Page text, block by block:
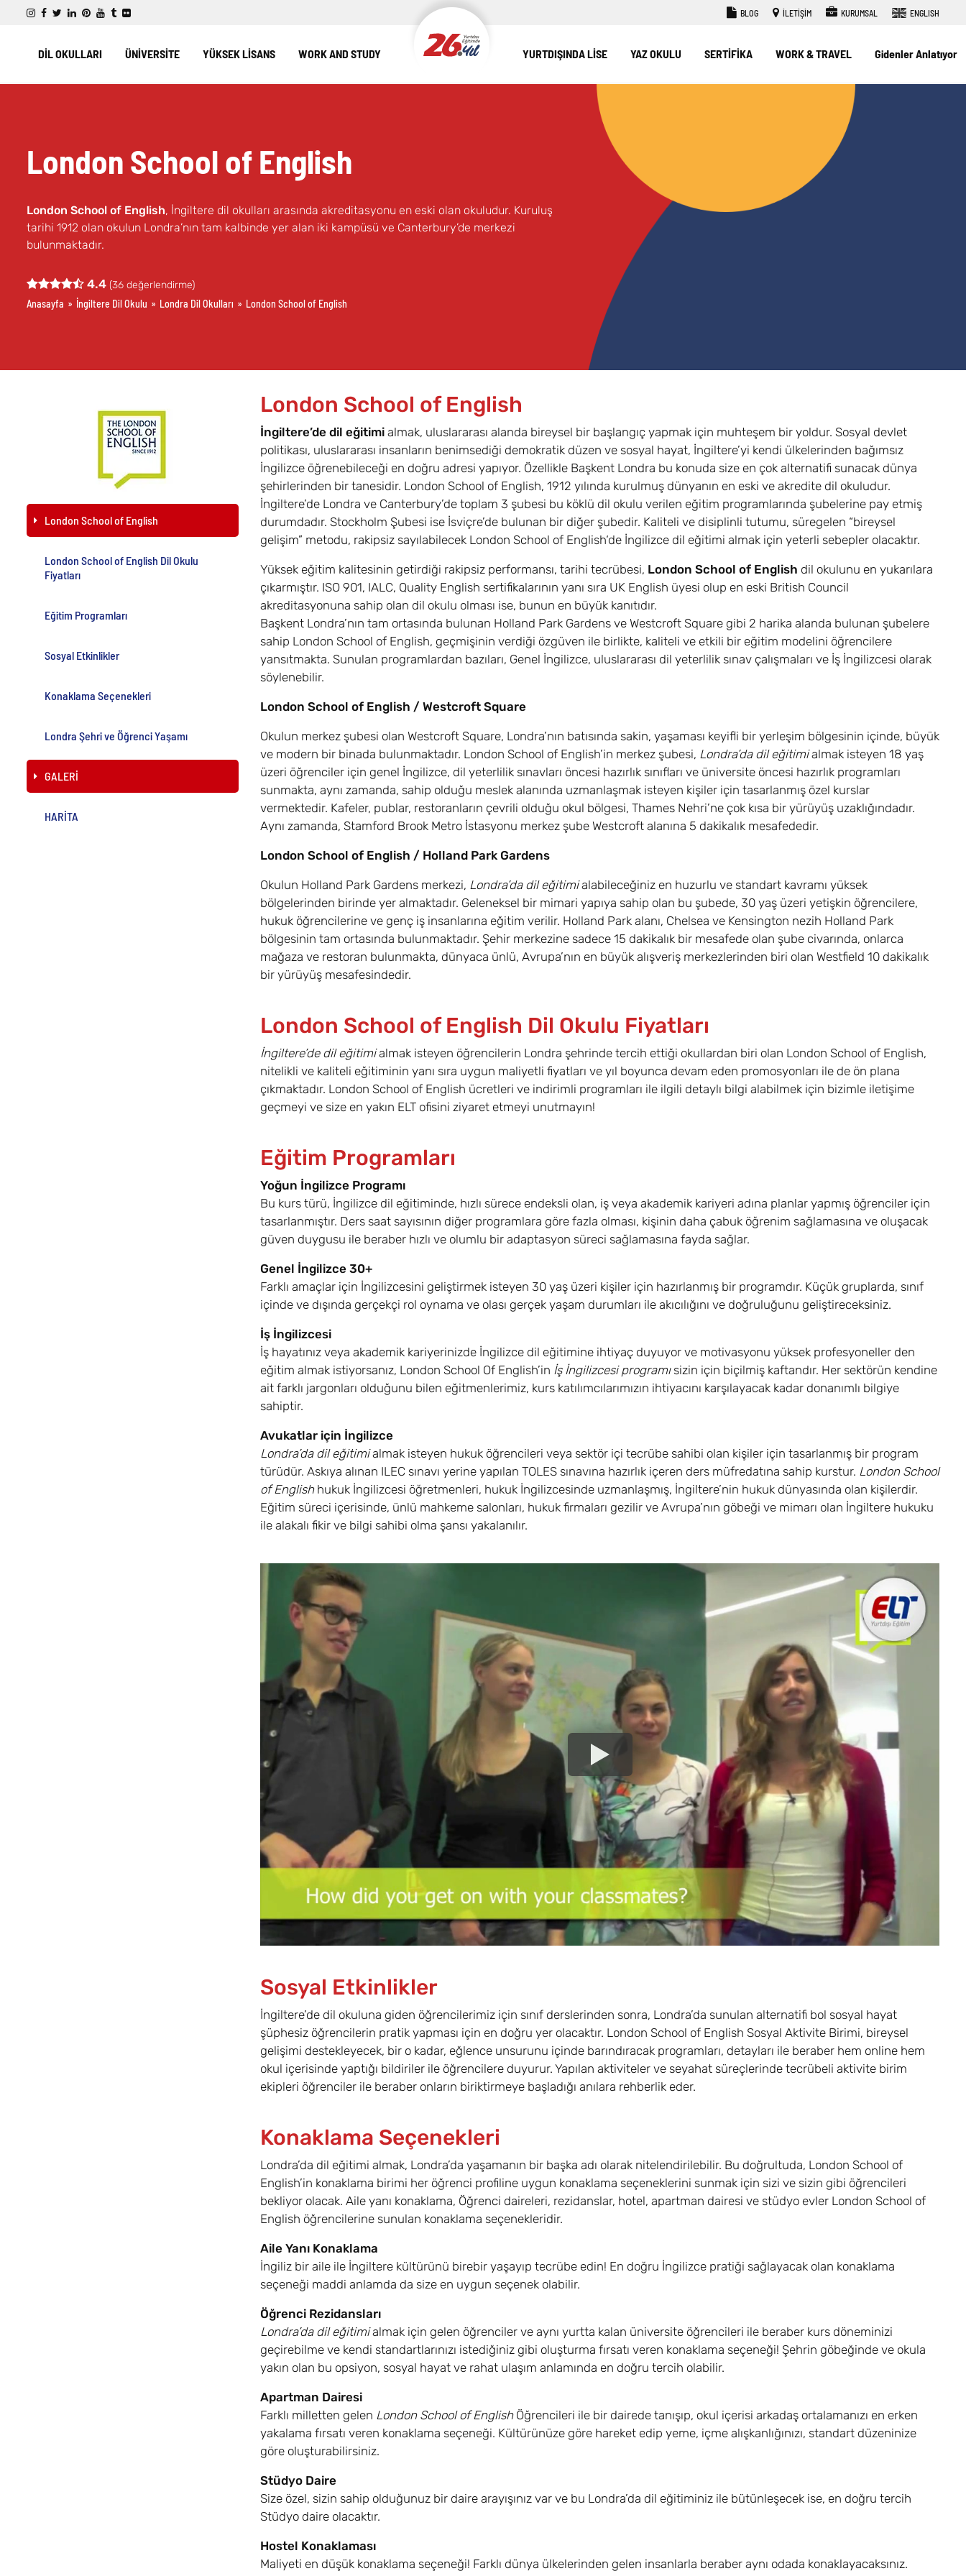
BLOG İLETİŞİM KURUMSAL ENGLISH
DİL OKULLARI ÜNİVERSİTE YÜKSEK LİSANS WORK AND STUDY YURTDIŞINDA LİSE YAZ OKULU SERTİFİKA WORK & TRAVEL Gidenler Anlatıyor
London School of English
London School of English, İngiltere dil okulları arasında akreditasyonu en eski olan okuludur. Kuruluş
tarihi 1912 olan okulun Londra’nın tam kalbinde yer alan iki kampüsü ve Canterbury’de merkezi
bulunmaktadır.
4.4 (36 değerlendirme)
Anasayfa » İngiltere Dil Okulu » Londra Dil Okulları » London School of English
London School of English
London School of English Dil Okulu
Fiyatları
Eğitim Programları
Sosyal Etkinlikler
Konaklama Seçenekleri
Londra Şehri ve Öğrenci Yaşamı
GALERİ
HARİTA
London School of English
İngiltere’de dil eğitimi almak, uluslararası alanda bireysel bir başlangıç yapmak için muhteşem bir yoldur. Sosyal devlet
politikası, uluslararası insanların benimsediği demokratik düzen ve sosyal hayat, İngiltere’yi kendi ülkelerinden bağımsız
İngilizce öğrenebileceği en doğru adresi yapıyor. Özellikle Başkent Londra bu konuda size en çok alternatifi sunacak dünya
şehirlerinden bir tanesidir. London School of English, 1912 yılında kurulmuş dünyanın en eski ve akredite dil okuludur.
İngiltere’de Londra ve Canterbury’de toplam 3 şubesi bu köklü dil okulu verilen eğitim programlarında şubelerine pay etmiş
durumdadır. Stockholm Şubesi ise İsviçre’de bulunan bir diğer şubedir. Kaliteli ve disiplinli tutumu, süregelen “bireysel
gelişim” metodu, rakipsiz sayılabilecek London School of English‘de İngilizce dil eğitimi almak için yeterli sebepler olacaktır.
Yüksek eğitim kalitesinin getirdiği rakipsiz performansı, tarihi tecrübesi, London School of English dil okulunu en yukarılara
çıkarmıştır. ISO 901, IALC, Quality English sertifikalarının yanı sıra UK English üyesi olup en eski British Council
akreditasyonuna sahip olan dil okulu olması ise, bunun en büyük kanıtıdır.
Başkent Londra’nın tam ortasında bulunan Holland Park Gardens ve Westcroft Square gibi 2 harika alanda bulunan şubelere
sahip London School of English, geçmişinin verdiği özgüven ile birlikte, kaliteli ve etkili bir eğitim modelini öğrencilere
yansıtmakta. Sunulan programlardan bazıları, Genel İngilizce, uluslararası dil yeterlilik sınav çalışmaları ve İş İngilizcesi olarak
söylenebilir.
London School of English / Westcroft Square
Okulun merkez şubesi olan Westcroft Square, Londra’nın batısında sakin, yaşaması keyifli bir yerleşim bölgesinin içinde, büyük
ve modern bir binada bulunmaktadır. London School of English’in merkez şubesi, Londra’da dil eğitimialmak isteyen 18 yaş
üzeri öğrenciler için genel İngilizce, dil yeterlilik sınavları öncesi hazırlık sınıfları ve üniversite öncesi hazırlık programları
sunmakta, aynı zamanda, sahip olduğu meslek alanında uzmanlaşmak isteyen kişiler için tasarlanmış özel kurslar
vermektedir. Kafeler, publar, restoranların çevrili olduğu okul bölgesi, Thames Nehri’ne çok kısa bir yürüyüş uzaklığındadır.
Aynı zamanda, Stamford Brook Metro İstasyonu merkez şube Westcroft alanına 5 dakikalık mesafededir.
London School of English / Holland Park Gardens
Okulun Holland Park Gardens merkezi, Londra’da dil eğitimialabileceğiniz en huzurlu ve standart kavramı yüksek
bölgelerinden birinde yer almaktadır. Geleneksel bir mimari yapıya sahip olan bu şubede, 30 yaş üzeri yetişkin öğrencilere,
hukuk öğrencilerine ve genç iş insanlarına eğitim verilir. Holland Park alanı, Chelsea ve Kensington nezih Holland Park
bölgesinin tam ortasında bulunmaktadır. Şehir merkezine sadece 15 dakikalık bir mesafede olan şube civarında, onlarca
mağaza ve restoran bulunmakta, dünyaca ünlü, Avrupa’nın en büyük alışveriş merkezlerinden biri olan Westfield 10 dakikalık
bir yürüyüş mesafesindedir.
London School of English Dil Okulu Fiyatları
İngiltere’de dil eğitimialmak isteyen öğrencilerin Londra şehrinde tercih ettiği okullardan biri olan London School of English,
nitelikli ve kaliteli eğitiminin yanı sıra uygun maliyetli fiyatları ve yıl boyunca devam eden promosyonları ile de ön plana
çıkmaktadır. London School of English ücretleri ve indirimli programları ile ilgili detaylı bilgi alabilmek için bizimle iletişime
geçmeyi ve size en yakın ELT ofisini ziyaret etmeyi unutmayın!
Eğitim Programları
Yoğun İngilizce Programı
Bu kurs türü, İngilizce dil eğitiminde, hızlı sürece endeksli olan, iş veya akademik kariyeri adına planlar yapmış öğrenciler için
tasarlanmıştır. Ders saat sayısının diğer programlara göre fazla olması, kişinin daha çabuk öğrenim sağlamasına ve oluşacak
güven duygusu ile beraber hızlı ve olumlu bir adaptasyon süreci sağlamasına fayda sağlar.
Genel İngilizce 30+
Farklı amaçlar için İngilizcesini geliştirmek isteyen 30 yaş üzeri kişiler için hazırlanmış bir programdır. Küçük gruplarda, sınıf
içinde ve dışında gerçekçi rol oynama ve olası gerçek yaşam durumları ile akıcılığını ve doğruluğunu geliştireceksiniz.
İş İngilizcesi
İş hayatınız veya akademik kariyerinizde İngilizce dil eğitimine ihtiyaç duyuyor ve motivasyonu yüksek profesyoneller den
eğitim almak istiyorsanız, London School Of English’in İş İngilizcesi programısizin için biçilmiş kaftandır. Her sektörün kendine
ait farklı jargonları olduğunu bilen eğitmenlerimiz, kurs katılımcılarımızın ihtiyacını karşılayacak kadar donanımlı bilgiye
sahiptir.
Avukatlar için İngilizce
Londra’da dil eğitimialmak isteyen hukuk öğrencileri veya sektör içi tecrübe sahibi olan kişiler için tasarlanmış bir program
türüdür. Askıya alınan ILEC sınavı yerine yapılan TOLES sınavına hazırlık içeren ders müfredatına sahip kurstur. London School
of Englishhukuk İngilizcesi öğretmenleri, hukuk İngilizcesinde uzmanlaşmış, İngiltere’nin hukuk dünyasında olan kişilerdir.
Eğitim süreci içerisinde, ünlü mahkeme salonları, hukuk firmaları gezilir ve Avrupa’nın göbeği ve mimarı olan İngiltere hukuku
ile alakalı fikir ve bilgi sahibi olma şansı yakalanılır.
Sosyal Etkinlikler
İngiltere’de dil okuluna giden öğrencilerimiz için sınıf derslerinden sonra, Londra’da sunulan alternatifi bol sosyal hayat
şüphesiz öğrencilerin pratik yapması için en doğru yer olacaktır. London School of English Sosyal Aktivite Birimi, bireysel
gelişimi destekleyecek, bir o kadar, eğlence unsurunu içinde barındıracak programları, detayları ile beraber hem online hem
okul içerisinde yaptığı bildiriler ile öğrencilere duyurur. Yapılan aktiviteler ve seyahat süreçlerinde tecrübeli aktivite birim
ekipleri öğrenciler ile beraber onların biriktirmeye başladığı anılara rehberlik eder.
Konaklama Seçenekleri
Londra’da dil eğitimi almak, Londra’da yaşamanın bir başka adı olarak nitelendirilebilir. Bu doğrultuda, London School of
English’in konaklama birimi her öğrenci profiline uygun konaklama seçeneklerini sunmak için sizi ve sizin gibi öğrencileri
bekliyor olacak. Aile yanı konaklama, Öğrenci daireleri, rezidanslar, hotel, apartman dairesi ve stüdyo evler London School of
English öğrencilerine sunulan konaklama seçenekleridir.
Aile Yanı Konaklama
İngiliz bir aile ile İngiltere kültürünü birebir yaşayıp tecrübe edin! En doğru İngilizce pratiği sağlayacak olan konaklama
seçeneği maddi anlamda da size en uygun seçenek olabilir.
Öğrenci Rezidansları
Londra’da dil eğitimialmak için gelen öğrenciler ve aynı yurtta kalan üniversite öğrencileri ile beraber kurs döneminizi
geçirebilme ve kendi standartlarınızı istediğiniz gibi oluşturma fırsatı veren konaklama seçeneği! Şehrin göbeğinde ve okula
yakın olan bu opsiyon, sosyal hayat ve rahat ulaşım anlamında en doğru tercih olabilir.
Apartman Dairesi
Farklı milletten gelen London School of EnglishÖğrencileri ile bir dairede tanışıp, okul içerisi arkadaş ortalamanızı en erken
yakalama fırsatı veren konaklama seçeneği. Kültürünüze göre hareket edip yeme, içme alışkanlığınızı, standart düzeninize
göre oluşturabilirsiniz.
Stüdyo Daire
Size özel, sizin sahip olduğunuz bir daire arayışınız var ve bu Londra’da dil eğitiminiz ile bütünleşecek ise, en doğru tercih
Stüdyo daire olacaktır.
Hostel Konaklaması
Maliyeti en düşük konaklama seçeneği! Farklı dünya ülkelerinden gelen insanlarla beraber aynı odada konaklayacaksınız.